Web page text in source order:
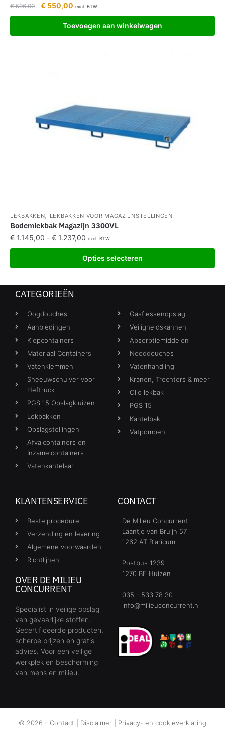
€596,00 € 550,00 excl. BTW
Toevoegen aan winkelwagen
LEKBAKKEN, LEKBAKKEN VOOR MAGAZIJNSTELLINGEN
Bodemlekbak Magazijn 3300VL
€ 1.145,00 - € 1.237,00 excl. BTW
Opties selecteren
CATEGORIEËN
Oogdouches
Aanbiedingen
Kiepcontainers
Materiaal Containers
Vatenklemmen
Sneeuwschuiver voor
Heftruck
PGS 15 Opslagkluizen
Lekbakken
Opslagstellingen
Afvalcontainers en
Inzamelcontainers
Vatenkantelaar
Gasflessenopslag
Veiligheidskannen
Absorptiemiddelen
Nooddouches
Vatenhandling
Kranen, Trechters & meer
Olie lekbak
PGS 15
Kantelbak
Vatpompen
KLANTENSERVICE
Bestelprocedure
Verzending en levering
Algemene voorwaarden
Richtlijnen
OVER DE MILIEU
CONCURRENT
Specialist in veilige opslag
van gevaarlijke stoffen.
Gecertificeerde producten,
scherpe prijzen en gratis
advies. Voor een veilige
werkplek en bescherming
van mens en milieu.
CONTACT
De Milieu Concurrent
Laantje van Bruijn 57
1262 AT Blaricum
Postbus 1239
1270 BE Huizen
035 - 533 78 30
info@milieuconcurrent.nl
© 2026 - Contact Disclaimer Privacy- en cookieverklaring